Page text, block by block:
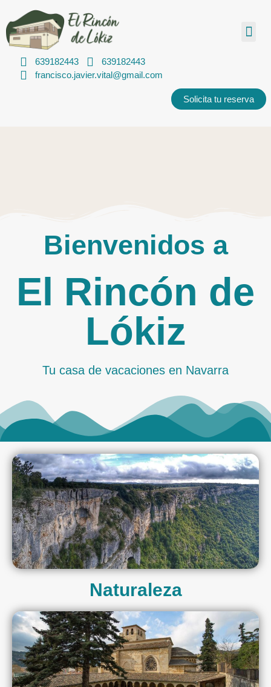
639182443
639182443
francisco.javier.vital@gmail.com
Solicita tu reserva
Bienvenidos a
El Rincón de
Lókiz
Tu casa de vacaciones en Navarra
Naturaleza